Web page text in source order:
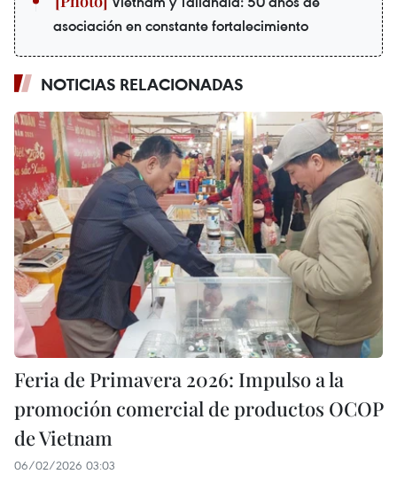
asociación en constante fortalecimiento
NOTICIAS RELACIONADAS
Feria de Primavera 2026: Impulso a la
promoción comercial de productos OCOP
de Vietnam
06/02/2026 03:03